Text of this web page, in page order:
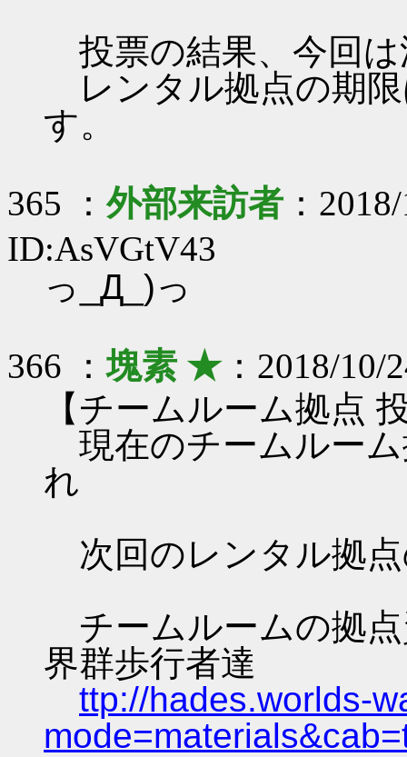
投票の結果、今回
レンタル拠点の期
す。
365 ：外部来訪者 ：
ID:AsVGtV43
っ_Д_)っ
366 ：塊素 ★：2018/10/
【チームルーム拠点
現在のチームルー
れ
次回のレンタル拠
チームルームの拠
界群歩行者達
ttp://hades.worlds-